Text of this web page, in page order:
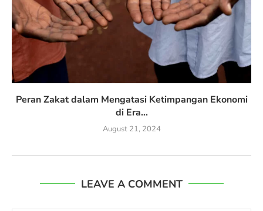
Peran Zakat dalam Mengatasi Ketimpangan Ekonomi
di Era...
August 21, 2024
LEAVE A COMMENT